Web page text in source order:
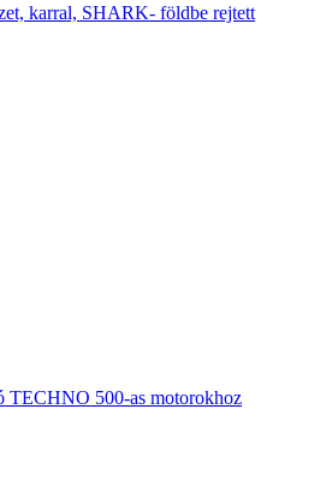
karral, SHARK- földbe rejtett
TECHNO 500-as motorokhoz